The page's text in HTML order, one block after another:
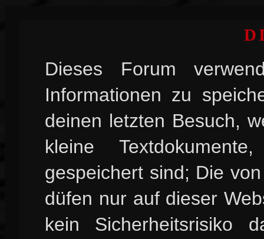
Dieses Forum
Informationen zu
deinen letzten Besuch,
kleine
gespeichert sind; Die
düfen nur auf dieser
kein Sicherheitsrisiko